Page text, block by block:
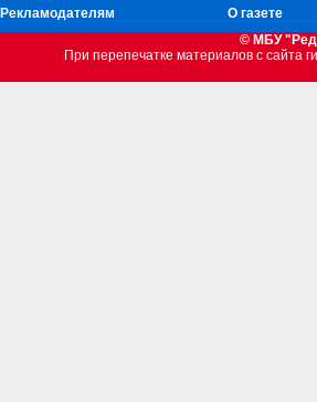
Рекламодателям
О газете
© МБУ
При перепечатке материалов c сайта